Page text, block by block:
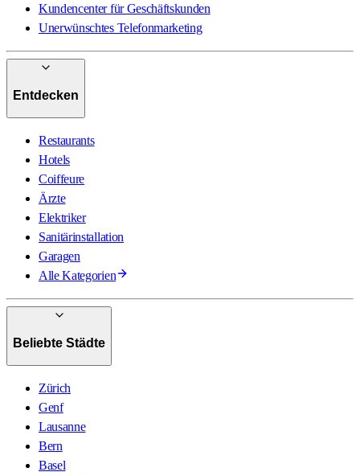
Kundencenter für Geschäftskunden
Unerwünschtes Telefonmarketing
Entdecken
Restaurants
Hotels
Coiffeure
Ärzte
Elektriker
Sanitärinstallation
Garagen
Alle Kategorien
Beliebte Städte
Zürich
Genf
Lausanne
Bern
Basel